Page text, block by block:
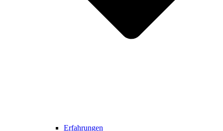
Erfahrungen